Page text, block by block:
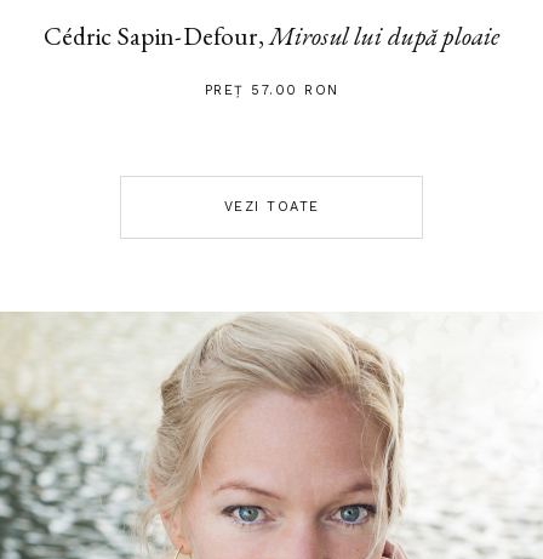
Cédric Sapin-Defour,Mirosul lui după ploaie
PREȚ 57.00 RON
VEZI TOATE